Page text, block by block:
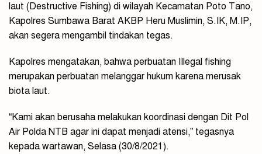
laut (Destructive Fishing) di wilayah Kecamatan Poto Tano,
Kapolres Sumbawa Barat AKBP Heru Muslimin, S.IK, M.IP,
akan segera mengambil tindakan tegas.
Kapolres mengatakan, bahwa perbuatan IIlegal fishing
merupakan perbuatan melanggar hukum karena merusak
biota laut.
“Kami akan berusaha melakukan koordinasi dengan Dit Pol
Air Polda NTB agar ini dapat menjadi atensi,” tegasnya
kepada wartawan, Selasa (30/8/2021).